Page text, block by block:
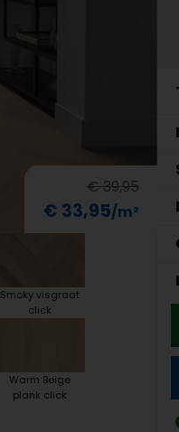
€ 39,95
€ 33,95
Smoky visgraat
click
Warm Beige
plank click